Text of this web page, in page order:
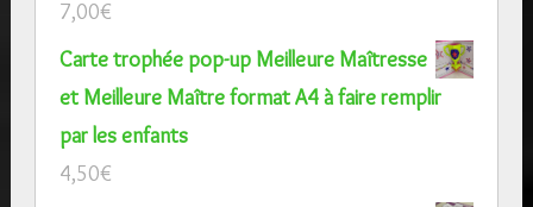
7,00€
Carte trophée pop-up Meilleure Maîtresse
et Meilleure Maître format A4 à faire remplir
par les enfants
4,50€